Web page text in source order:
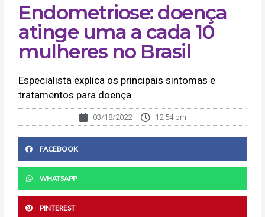
Endometriose: doença
atinge uma a cada 10
mulheres no Brasil
Especialista explica os principais sintomas e
tratamentos para doença
03/18/2022 12:54 pm
FACEBOOK
WHATSAPP
PINTEREST